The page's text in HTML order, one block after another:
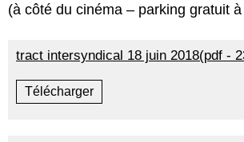
(à côté du cinéma – parking gratuit
tract intersyndical 18 juin 2018(pdf -
Télécharger